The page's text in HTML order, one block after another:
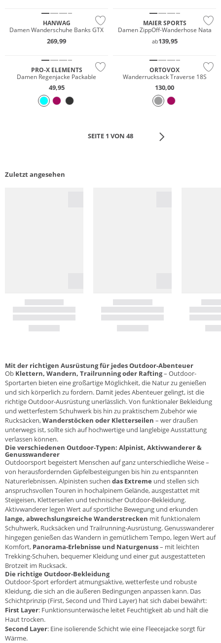
HANWAG
Damen Wanderschuhe Banks GTX
269,99
MAIER SPORTS
Damen ZippOff-Wanderhose Nata
ab139,95
PRO-X ELEMENTS
Damen Regenjacke Packable
49,95
ORTOVOX
Wanderrucksack Traverse 18S
130,00
SEITE 1 VON 48
Zuletzt angesehen
Mit der richtigen Ausrüstung für jedes Outdoor-Abenteuer
Ob Klettern, Wandern, Trailrunning oder Rafting– Outdoor-
Sportarten bieten eine großartige Möglichkeit, die Natur zu genießen
und sich körperlich zu fordern. Damit jedes Abenteuer gelingt, ist die
richtige Outdoor-Ausrüstung unerlässlich. Von funktionaler Bekleidung
und wetterfestem Schuhwerk bis hin zu praktischem Zubehör wie
Rucksäcken,Wanderstöcken oder Kletterseilen – wer draußen
unterwegs ist, sollte sich auf hochwertige und langlebige Ausstattung
verlassen können.
Die verschiedenen Outdoor-Typen: Alpinist, Aktivwanderer &
Genusswanderer
Outdoorsport begeistert Menschen auf ganz unterschiedliche Weise –
von herausfordernden Gipfelbesteigungen bis hin zu entspannten
Naturerlebnissen.Alpinisten suchen das Extreme und stellen sich
anspruchsvollen Touren in hochalpinem Gelände, ausgestattet mit
Steigeisen, Kletterseilen und technischer Outdoor-Bekleidung.
Aktivwanderer legen Wert auf sportliche Bewegung und erkunden
lange, abwechslungsreiche Wanderstrecken mit funktionalem
Schuhwerk, Rucksäcken und Trailrunning-Ausrüstung.Genusswanderer
hingegen genießen das Wandern in gemütlichem Tempo, legen Wert auf
Komfort, Panorama-Erlebnisse und Naturgenuss– mit leichten
Trekking-Schuhen, bequemer Kleidung und einer gut ausgestatteten
Brotzeit im Rucksack.
Die richtige Outdoor-Bekleidung
Outdoor-Sport erfordert atmungsaktive, wetterfeste und robuste
Kleidung, die sich an die äußeren Bedingungen anpassen kann. Das
Schichtprinzip (First, Second und Third Layer) hat sich dabei bewährt:
First Layer: Funktionsunterwäsche leitet Feuchtigkeit ab und hält die
Haut trocken.
Second Layer: Eine isolierende Schicht wie eine Fleecejacke sorgt für
Wärme.